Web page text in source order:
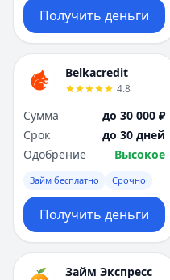
Получить деньги
Belkacredit
4.8
Сумма
до 30 000 ₽
Срок
до 30 дней
Одобрение
Высокое
Займ бесплатно Срочно
Получить деньги
Займ Экспресс